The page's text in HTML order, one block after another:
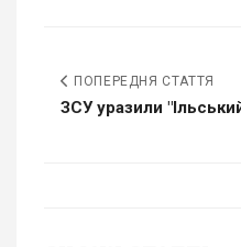
ПОПЕРЕДНЯ СТАТТЯ
ЗСУ уразили